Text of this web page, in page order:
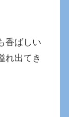
香ばしい
れ出てき